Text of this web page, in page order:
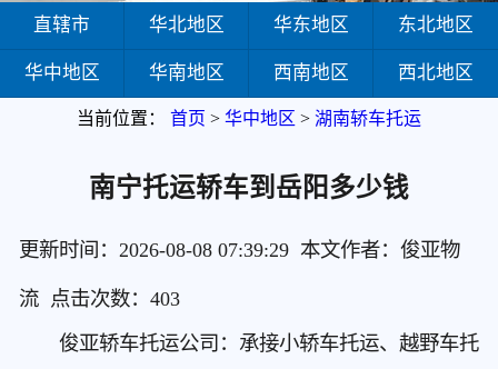
华南地区
西南地区
直辖市 华北地区 华东地区 东北地区
华中地区 华南地区 西南地区 西北地区
当前位置： 首页 > 华中地区 > 湖南轿车托运
南宁托运轿车到岳阳多少钱
更新时间：2026-08-08 07:39:29 本文作者：俊亚物
流 点击次数： 403
俊亚轿车托运公司：承接小轿车托运、越野车托